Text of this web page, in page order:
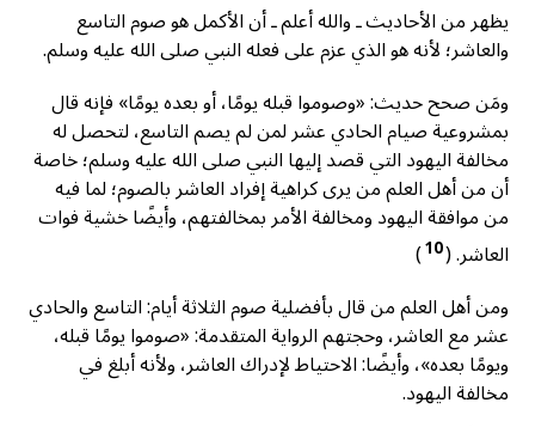
يظهر من الأحاديث ـ والله أعلم ـ أن الأكمل هو صوم التاسع
والعاشر؛ لأنه هو الذي عزم على فعله النبي صلى الله عليه وسلم.
ومَن صحح حديث: «وصوموا قبله يومًا، أو بعده يومًا» فإنه قال
بمشروعية صيام الحادي عشر لمن لم يصم التاسع، لتحصل له
مخالفة اليهود التي قصد إليها النبي صلى الله عليه وسلم؛ خاصة
أن من أهل العلم من يرى كراهية إفراد العاشر بالصوم؛ لما فيه
من موافقة اليهود ومخالفة الأمر بمخالفتهم، وأيضًا خشية فوات
العاشر. (10
)
ومن أهل العلم من قال بأفضلية صوم الثلاثة أيام: التاسع والحادي
عشر مع العاشر، وحجتهم الرواية المتقدمة: «صوموا يومًا قبله،
ويومًا بعده»، وأيضًا: الاحتياط لإدراك العاشر، ولأنه أبلغ في
مخالفة اليهود.